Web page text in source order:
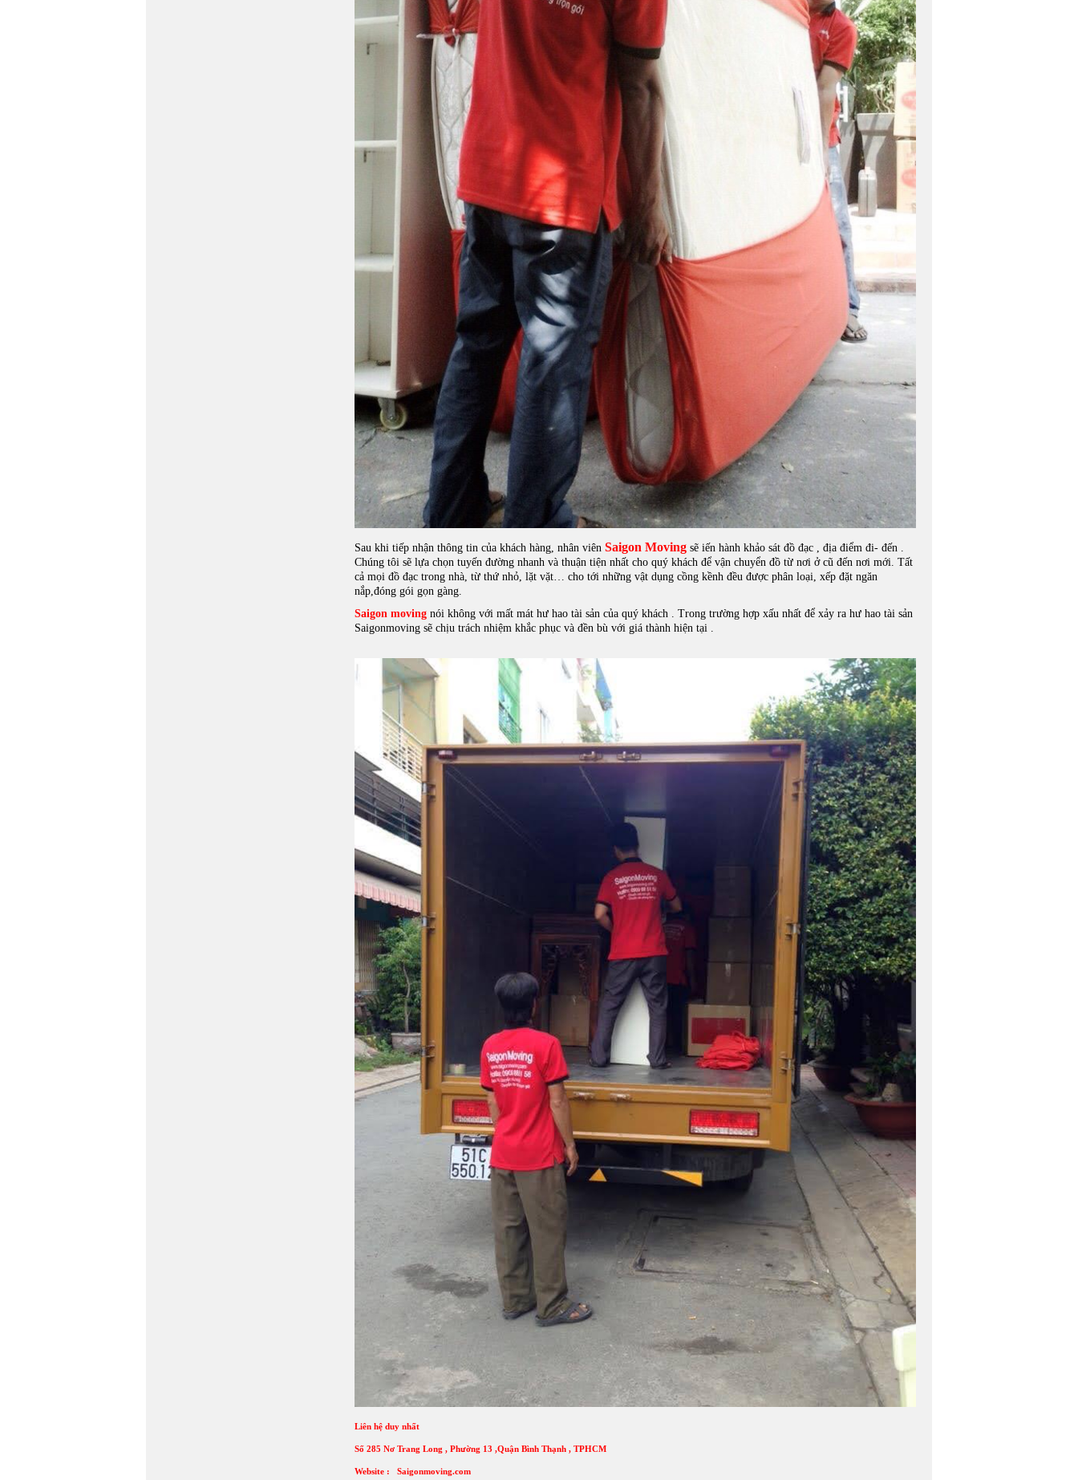
Sau khi tiếp nhận thông tin của khách hàng, nhân viên Saigon Moving sẽ iến hành khảo sát đồ đạc , địa điểm đi- đến .
Chúng tôi sẽ lựa chọn tuyến đường nhanh và thuận tiện nhất cho quý khách để vận chuyển đồ từ nơi ở cũ đến nơi mới. Tất
cả mọi đồ đạc trong nhà, từ thứ nhỏ, lặt vặt… cho tới những vật dụng cồng kềnh đều được phân loại, xếp đặt ngăn
nắp,đóng gói gọn gàng.
Saigon moving nói không với mất mát hư hao tài sản của quý khách . Trong trường hợp xấu nhất để xảy ra hư hao tài sản
Saigonmoving sẽ chịu trách nhiệm khắc phục và đền bù với giá thành hiện tại .
Liên hệ duy nhất
Số 285 Nơ Trang Long , Phường 13 ,Quận Bình Thạnh , TPHCM
Website : Saigonmoving.com